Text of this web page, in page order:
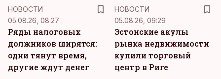
НОВОСТИ
05.08.26, 08:27
Ряды налоговых
должников ширятся:
одни тянут время,
другие ждут денег
НОВОСТИ
05.08.26, 09:29
Эстонские акулы
рынка недвижимости
купили торговый
центр в Риге